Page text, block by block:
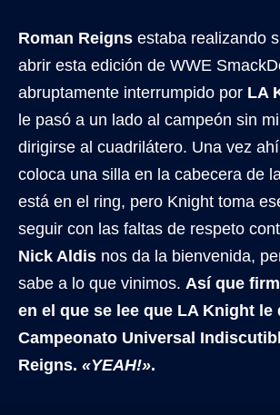
Roman Reigns estaba realizando
abrir esta edición de WWE
abruptamente interrumpido por LA
le pasó a un lado al campeón sin
dirigirse al cuadrilátero. Una vez
coloca una silla en la cabecera de
está en el ring, pero Knight toma
seguir con las faltas de respeto
Nick Aldis nos da la bienvenida,
sabe a lo que vinimos. Así que
en el que se lee que LA Knight le
Campeonato Universal
Reigns. «YEAH!».